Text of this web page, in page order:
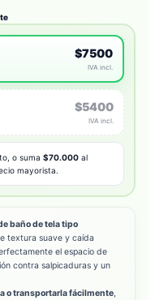
$7500
IVA incl.
$5400
IVA incl.
o suma$70.000 al
mayorista.
baño de tela tipo
textura suave y caída
el espacio de
contra salpicaduras y un
o transportarla fácilmente,